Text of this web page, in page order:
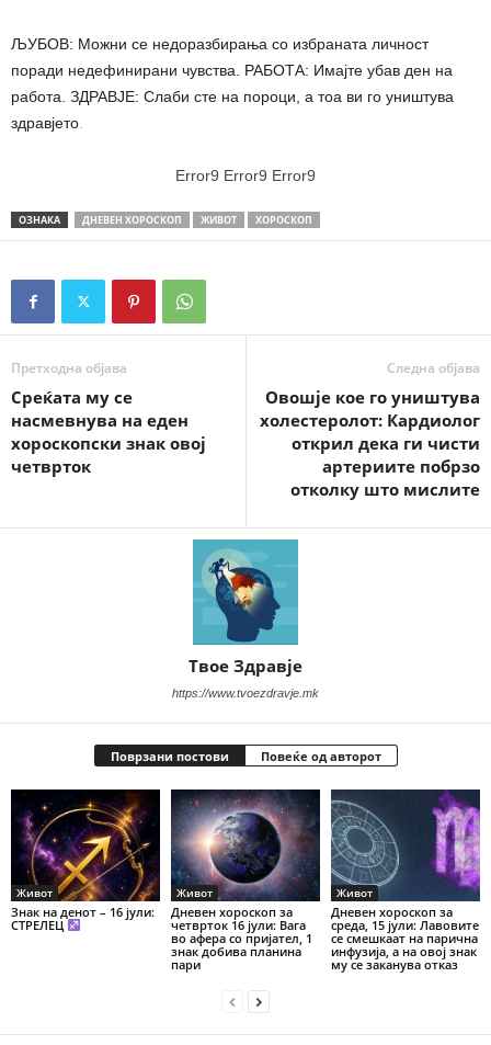
ЉУБОВ: Можни се недоразбирања со избраната личност
поради недефинирани чувства. РАБОТА: Имајте убав ден на
работа. ЗДРАВЈЕ: Слаби сте на пороци, а тоа ви го уништува
здравјето.
Error9 Error9 Error9
ОЗНАКА ДНЕВЕН ХОРОСКОП ЖИВОТ ХОРОСКОП
Претходна објава
Среќата му се
насмевнува на еден
хороскопски знак овој
четврток
Следна објава
Овошје кое го уништува
холестеролот: Кардиолог
открил дека ги чисти
артериите побрзо
отколку што мислите
Твое Здравје
https://www.tvoezdravje.mk
Поврзани постови Повеќе од авторот
Живот
Знак на денот – 16 јули:
СТРЕЛЕЦ
Живот
Дневен хороскоп за
четврток 16 јули: Вага
во афера со пријател, 1
знак добива планина
пари
Живот
Дневен хороскоп за
среда, 15 јули: Лавовите
се смешкаат на парична
инфузија, а на овој знак
му се заканува отказ